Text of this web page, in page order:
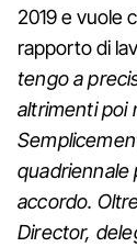
2019 e vuole
rapporto di
tengo a
altrimenti poi
quadriennale
accordo.
Director,